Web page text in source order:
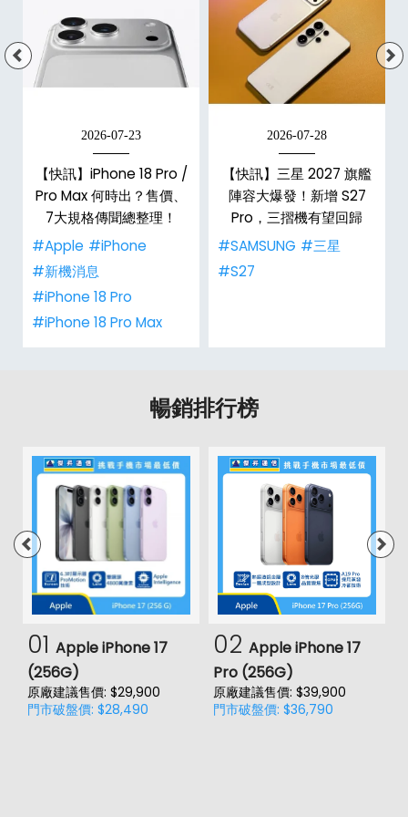
2026-07-23
【快訊】iPhone 18 Pro /
Pro Max 何時出？售價、
7大規格傳聞總整理！
#Apple #iPhone
#新機消息
#iPhone 18 Pro
#iPhone 18 Pro Max
2026-07-28
【快訊】三星 2027 旗艦
陣容大爆發！新增 S27
Pro，三摺機有望回歸
#SAMSUNG #三星
#S27
暢銷排行榜
01 Apple iPhone 17
(256G)
原廠建議售價: $29,900
門市破盤價: $28,490
02 Apple iPhone 17
Pro (256G)
原廠建議售價: $39,900
門市破盤價: $36,790